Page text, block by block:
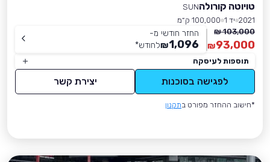
טויוטה קורולהSUN
2021 יד 1
100,000 ק״מ
103,000 ₪
93,000
₪
החזר חודשי מ-
1,096
₪לחודש*
תוספות לעיסקה
לפגישה בסוכנות יצירת קשר
*חישוב ההחזר מפורט בתקנון